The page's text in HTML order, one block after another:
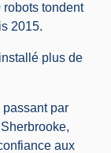
robots tondent
2015.
plus de
par
aux